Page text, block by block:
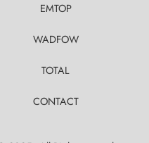
EMTOP
WADFOW
TOTAL
CONTACT